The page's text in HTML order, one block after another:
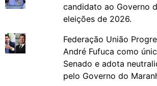
candidato ao Governo
eleições de 2026.
Federação União
André Fufuca como
Senado e adota
pelo Governo do